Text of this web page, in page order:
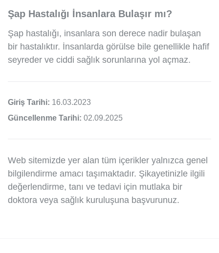
Şap Hastalığı İnsanlara Bulaşır mı?
Şap hastalığı, insanlara son derece nadir bulaşan
bir hastalıktır. İnsanlarda görülse bile genellikle hafif
seyreder ve ciddi sağlık sorunlarına yol açmaz.
Giriş Tarihi: 16.03.2023
Güncellenme Tarihi: 02.09.2025
Web sitemizde yer alan tüm içerikler yalnızca genel
bilgilendirme amacı taşımaktadır. Şikayetinizle ilgili
değerlendirme, tanı ve tedavi için mutlaka bir
doktora veya sağlık kuruluşuna başvurunuz.